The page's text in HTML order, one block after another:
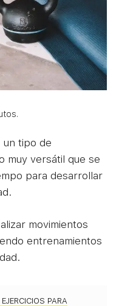
un tipo de
muy versátil que se
para desarrollar
movimientos
entrenamientos
PARA